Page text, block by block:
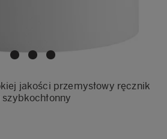
jakości przemysłowy ręcznik